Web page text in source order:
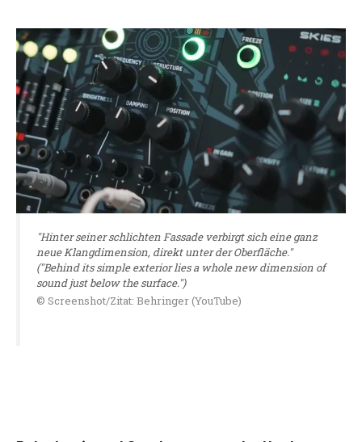
"Hinter seiner schlichten Fassade verbirgt sich eine ganz
neue Klangdimension, direkt unter der Oberfläche."
("Behind its simple exterior lies a whole new dimension of
sound just below the surface.")
© Screenshot/Zitat: Behringer (YouTube)